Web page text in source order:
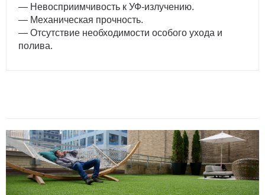
— Невосприимчивость к УФ-излучению.
— Механическая прочность.
— Отсутствие необходимости особого ухода и
полива.